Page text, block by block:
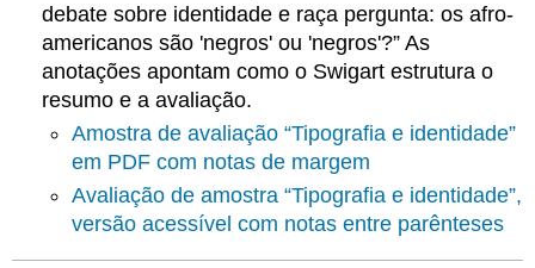
debate sobre identidade e raça pergunta: os afro-
americanos são 'negros' ou 'negros'?” As
anotações apontam como o Swigart estrutura o
resumo e a avaliação.
Amostra de avaliação “Tipografia e identidade”
em PDF com notas de margem
Avaliação de amostra “Tipografia e identidade”,
versão acessível com notas entre parênteses